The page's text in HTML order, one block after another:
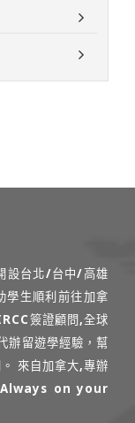
設台北/台中/高雄
學生順利前往加拿
簽證顧問,全球
辦留遊學經驗，幫
來自加拿大,專辦
Always on your